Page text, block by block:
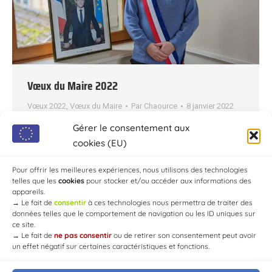
Gérer le consentement aux
cookies (EU)
Pour offrir les meilleures expériences, nous utilisons des technologies
telles que les cookies pour stocker et/ou accéder aux informations des
appareils.
→ Le fait de consentir à ces technologies nous permettra de traiter des
données telles que le comportement de navigation ou les ID uniques sur
ce site.
→ Le fait de ne pas consentir ou de retirer son consentement peut avoir
un effet négatif sur certaines caractéristiques et fonctions.
Vœux du Maire 2022
Vœux 2022 Vœux du Maire Par Chaource 8 janvier 2022
Monsieur Le Maire de Chaource, M. Florent
Hurpeau vous présente ses vœux ainsi que ceux
début d’année 2022 !